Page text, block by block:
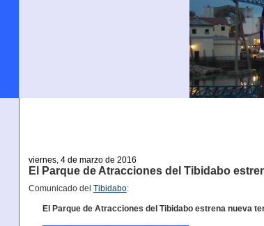
viernes, 4 de marzo de 2016
El Parque de Atracciones del Tibidabo
Comunicado del Tibidabo:
El Parque de Atracciones del Tibidabo estrena nueva